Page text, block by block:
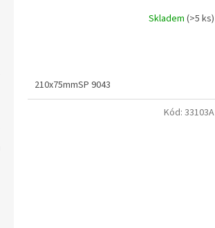
Skladem (>5 ks)
210x75mmSP 9043
Kód: 33103A